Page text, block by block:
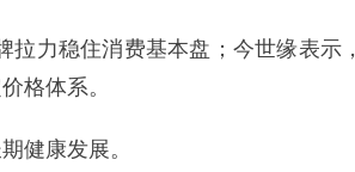
力稳住消费基本盘；今世缘表示，
格体系。
健康发展。